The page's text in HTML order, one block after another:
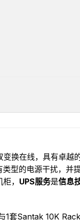
换在线，具有卓越
型的电源干扰，并
， UPS服务是信息
套Santak 10K